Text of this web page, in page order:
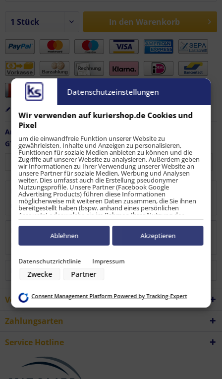
In den Warenkorb
Artikel-Nr.:
GTIN / EAN:
9010486100249
Beschreibung
mehr
Bewertungen
Bewertungen lesen, schreiben und diskutieren...mehr
Kunden haben sich ebenfalls angesehen
Vorteile
Zahlungsarten
Service Hotline
Datenschutzeinstellungen
Wir verwenden auf kuriershop.de Cookies und
Pixel
um die einwandfreie Funktion unserer Website zu
gewährleisten, Inhalte und Anzeigen zu personalisieren,
Funktionen für soziale Medien anbieten zu können und die
Zugriffe auf unserer Website zu analysieren. Außerdem geben
wir Informationen zu Ihrer Verwendung unserer Website an
unsere Partner für soziale Medien, Werbung und Analysen
weiter. Dies umfasst auch die Erstellung pseudonymer
Nutzungsprofile. Unsere Partner (Facebook Google
Advertising Products) führen diese Informationen
möglicherweise mit weiteren Daten zusammen, die Sie ihnen
bereitgestellt haben (bspw. anhand eines persönlichen
Accounts) oder welche sie im Rahmen Ihrer Nutzung der
Dienste gesammelt haben (bspw. Nutzungsdaten anderer
Geräte). Ihre Einwilligung zur Nutzung von Cookies und Pixeln
können Sie jederzeit widerrufen, indem Sie auf den
Datenschutz-Button links unten klicken und dort die
Zwecke der Datenverarbeitung durch unsere Partner:
Speichern von oder Zugriff auf Informationen auf einem Endgerät
Verwendung von Profilen zur Auswahl personalisierter Werbung
Messung der Werbeleistung
Messung der Performance von Inhalten
Daten aus verschiedenen Quellen
Verwendung reduzierter Daten zur Auswahl von Inhalten
Besondere Features:
Verwendung genauer Standortdaten
Datenschutzrichtlinie Impressum
Zwecke Partner
Ablehnen Akzeptieren
Consent Management Platform Powered by Tracking-Expert